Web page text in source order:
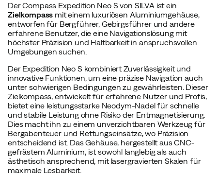
Der Compass Expedition Neo S von SILVA ist ein
Zielkompass mit einem luxuriösen Aluminiumgehäuse,
entworfen für Bergführer, Gebirgsführer und andere
erfahrene Benutzer, die eine Navigationslösung mit
höchster Präzision und Haltbarkeit in anspruchsvollen
Umgebungen suchen.
Der Expedition Neo S kombiniert Zuverlässigkeit und
innovative Funktionen, um eine präzise Navigation auch
unter schwierigen Bedingungen zu gewährleisten. Dieser
Zielkompass, entwickelt für erfahrene Nutzer und Profis,
bietet eine leistungsstarke Neodym-Nadel für schnelle
und stabile Leistung ohne Risiko der Entmagnetisierung.
Dies macht ihn zu einem unverzichtbaren Werkzeug für
Bergabenteuer und Rettungseinsätze, wo Präzision
entscheidend ist. Das Gehäuse, hergestellt aus CNC-
gefrästem Aluminium, ist sowohl langlebig als auch
ästhetisch ansprechend, mit lasergravierten Skalen für
maximale Lesbarkeit.